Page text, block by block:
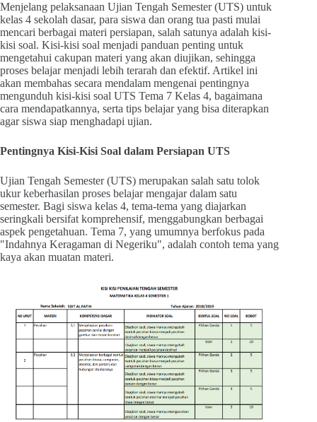
Menjelang pelaksanaan Ujian Tengah Semester (UTS) untuk
kelas 4 sekolah dasar, para siswa dan orang tua pasti mulai
mencari berbagai materi persiapan, salah satunya adalah kisi-
kisi soal. Kisi-kisi soal menjadi panduan penting untuk
mengetahui cakupan materi yang akan diujikan, sehingga
proses belajar menjadi lebih terarah dan efektif. Artikel ini
akan membahas secara mendalam mengenai pentingnya
mengunduh kisi-kisi soal UTS Tema 7 Kelas 4, bagaimana
cara mendapatkannya, serta tips belajar yang bisa diterapkan
agar siswa siap menghadapi ujian.
Pentingnya Kisi-Kisi Soal dalam Persiapan UTS
Ujian Tengah Semester (UTS) merupakan salah satu tolok
ukur keberhasilan proses belajar mengajar dalam satu
semester. Bagi siswa kelas 4, tema-tema yang diajarkan
seringkali bersifat komprehensif, menggabungkan berbagai
aspek pengetahuan. Tema 7, yang umumnya berfokus pada
"Indahnya Keragaman di Negeriku", adalah contoh tema yang
kaya akan muatan materi.